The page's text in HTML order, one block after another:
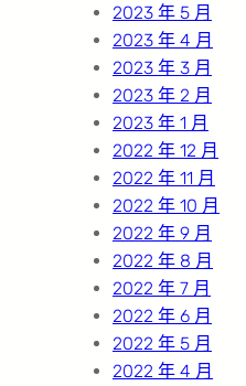
2023 年 5 月
2023 年 4 月
2023 年 3 月
2023 年 2 月
2023 年 1 月
2022 年 12 月
2022 年 11 月
2022 年 10 月
2022 年 9 月
2022 年 8 月
2022 年 7 月
2022 年 6 月
2022 年 5 月
2022 年 4 月